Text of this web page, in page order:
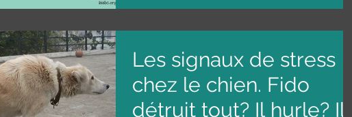
Les signaux de stress
chez le chien. Fido
détruit tout? Il hurle? Il